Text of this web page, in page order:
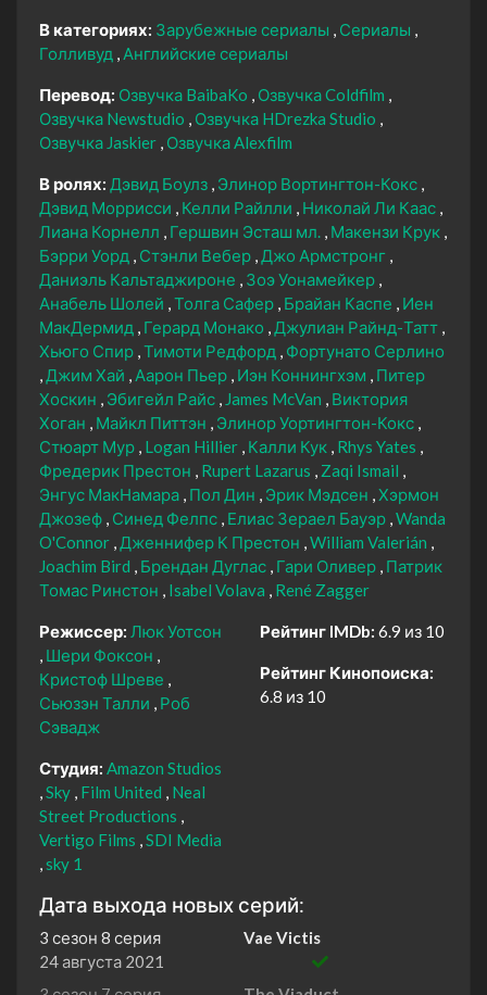
В категориях: Зарубежные сериалы
Сериалы
Голливуд
Английские сериалы
Перевод: Озвучка BaibaKo
Озвучка Coldfilm
Озвучка Newstudio
Озвучка HDrezka Studio
Озвучка Jaskier Озвучка Alexfilm
В ролях: Дэвид Боулз Элинор Вортингтон-Кокс
Дэвид Моррисси
Келли Райлли
Николай Ли Каас
Лиана Корнелл
Гершвин Эсташ мл. Макензи Крук
Бэрри Уорд
Стэнли Вебер Джо Армстронг
Даниэль Кальтаджироне
Зоэ Уонамейкер
Анабель Шолей Толга Сафер Брайан Каспе
Иен
МакДермид
Герард Монако
Джулиан Райнд-Татт
Хьюго Спир Тимоти Редфорд
Фортунато Серлино
Джим Хай
Аарон Пьер Иэн Коннингхэм
Питер
Хоскин
Эбигейл Райс James McVan
Виктория
Хоган
Майкл Питтэн
Элинор Уортингтон-Кокс
Стюарт Мур Logan Hillier Калли Кук Rhys Yates
Фредерик Престон
Rupert Lazarus
Zaqi Ismail
Энгус МакНамара Пол Дин Эрик Мэдсен Хэрмон
Джозеф Синед Фелпс Елиас Зераел Бауэр Wanda
O'Connor Дженнифер К Престон William Valerián
Joachim Bird
Брендан Дуглас Гари Оливер Патрик
Томас Ринстон
Isabel Volava René Zagger
Режиссер: Люк Уотсон
Шери Фоксон
Кристоф Шреве
Сьюзэн Талли
Роб
Сэвадж
Студия: Amazon Studios
Sky Film United
Neal
Street Productions
Vertigo Films SDI Media
sky 1
Рейтинг IMDb: 6.9 из 10
Рейтинг Кинопоиска:
6.8 из 10
Дата выхода новых серий:
3 сезон 8 серия
Vae Victis
24 августа 2021